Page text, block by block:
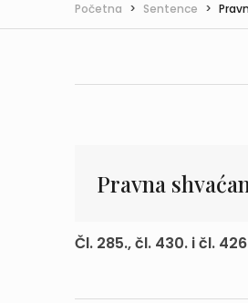
Početna > Sentence >
Pravna
Čl. 285., čl. 430. i čl.